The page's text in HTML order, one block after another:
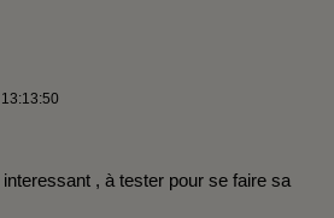
, à tester pour se faire sa